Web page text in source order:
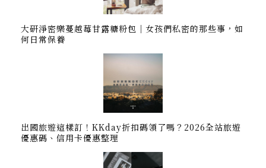
大研淨密樂蔓越莓甘露糖粉包｜女孩們私密的那些事，如
何日常保養
出國旅遊這樣訂！KKday折扣碼領了嗎？2026全站旅遊
優惠碼、信用卡優惠整理